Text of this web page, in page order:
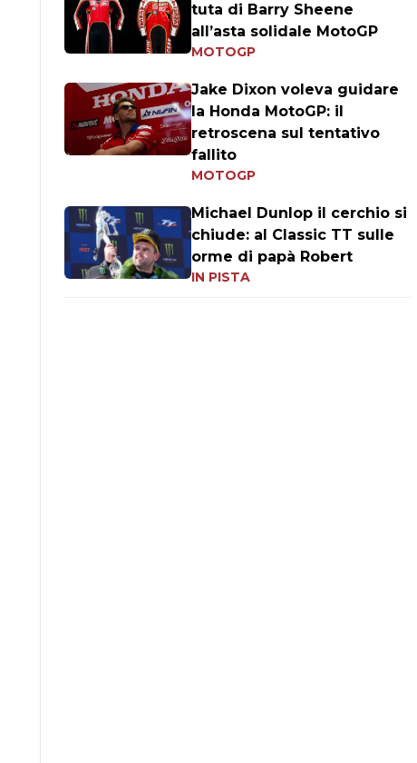
tuta di Barry Sheene
all’asta solidale MotoGP
MOTOGP
Jake Dixon voleva guidare
la Honda MotoGP: il
retroscena sul tentativo
fallito
MOTOGP
Michael Dunlop il cerchio si
chiude: al Classic TT sulle
orme di papà Robert
IN PISTA